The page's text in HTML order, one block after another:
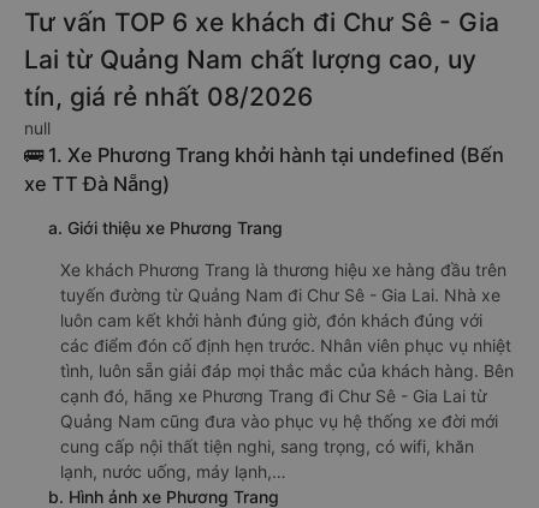
Tư vấn TOP 6 xe khách đi Chư Sê - Gia
Lai từ Quảng Nam chất lượng cao, uy
tín, giá rẻ nhất 08/2026
null
🚌 1. Xe Phương Trang khởi hành tại undefined (Bến
xe TT Đà Nẵng)
a. Giới thiệu xe Phương Trang
Xe khách Phương Trang là thương hiệu xe hàng đầu trên
tuyến đường từ Quảng Nam đi Chư Sê - Gia Lai. Nhà xe
luôn cam kết khởi hành đúng giờ, đón khách đúng với
các điểm đón cố định hẹn trước. Nhân viên phục vụ nhiệt
tình, luôn sẵn giải đáp mọi thắc mắc của khách hàng. Bên
cạnh đó, hãng xe Phương Trang đi Chư Sê - Gia Lai từ
Quảng Nam cũng đưa vào phục vụ hệ thống xe đời mới
cung cấp nội thất tiện nghi, sang trọng, có wifi, khăn
lạnh, nước uống, máy lạnh,…
b. Hình ảnh xe Phương Trang